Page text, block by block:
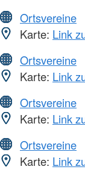
Ortsvereine
Karte: Link
Ortsvereine
Karte: Link
Ortsvereine
Karte: Link
Ortsvereine
Karte: Link